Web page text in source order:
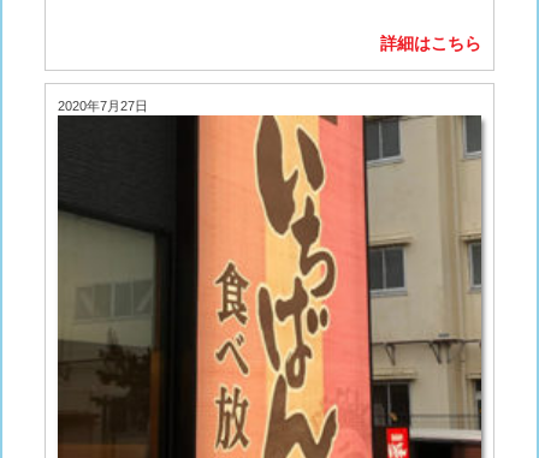
詳細はこちら
2020年7月27日